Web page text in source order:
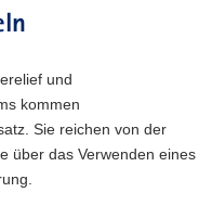
und
kommen
Sie reichen von der
über das Verwenden eines